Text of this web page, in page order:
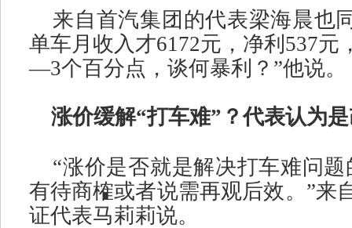
来自首汽集团的代表梁海晨也
单车月收入才6172元，净利 537元
—3个百分点，谈何暴利？ ”他说。
涨价缓解“打车难” ？代表认为
“涨价是否就是解决打车难问
有待商榷或者说需再观后效。 ”来
证代表马莉莉说。